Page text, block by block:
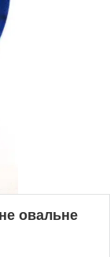
овальне